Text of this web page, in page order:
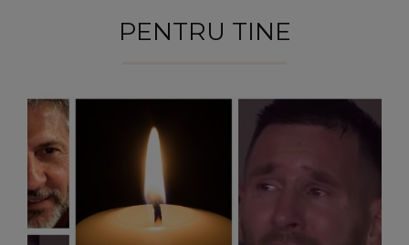
PENTRU TINE